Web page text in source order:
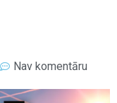
Nav komentāru